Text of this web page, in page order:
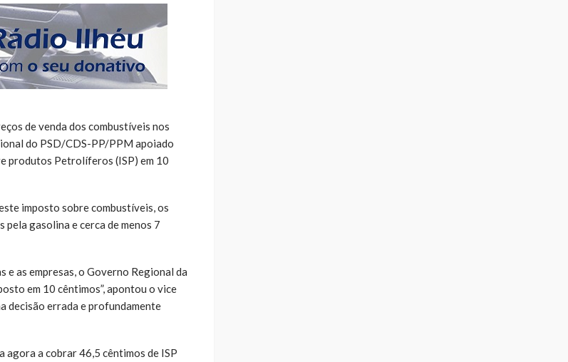
de venda dos combustíveis nos
do PSD/CDS-PP/PPM apoiado
produtos Petrolíferos (ISP) em 10
imposto sobre combustíveis, os
pela gasolina e cerca de menos 7
e as empresas, o Governo Regional da
em 10 cêntimos”, apontou o vice
decisão errada e profundamente
agora a cobrar 46,5 cêntimos de ISP